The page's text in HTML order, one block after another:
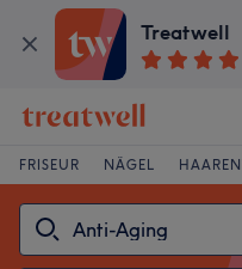
Treatwell
FRISEUR NÄGEL